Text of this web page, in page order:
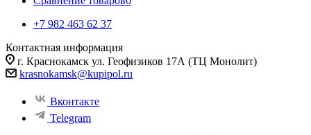
+7 982 463 62 37
Контактная информация
г. Краснокамск ул. Геофизиков 17А (ТЦ Монолит)
krasnokamsk@kupipol.ru
Вконтакте
Telegram